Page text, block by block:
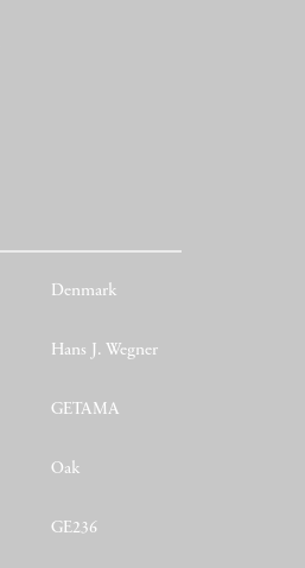
Denmark
Hans J. Wegner
GETAMA
Oak
GE236